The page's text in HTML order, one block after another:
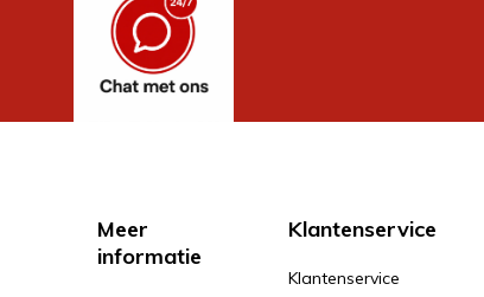
Meer
informatie
Klantenservice
Klantenservice